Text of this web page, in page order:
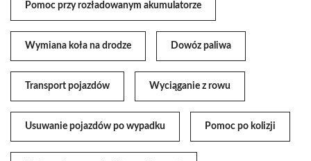
Pomoc przy rozładowanym akumulatorze
Wymiana koła na drodze Dowóz paliwa
Transport pojazdów Wyciąganie z rowu
Usuwanie pojazdów po wypadku Pomoc po kolizji